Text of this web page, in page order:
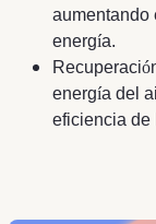
aumentando
energía.
Recuperació
energía del
eficiencia de